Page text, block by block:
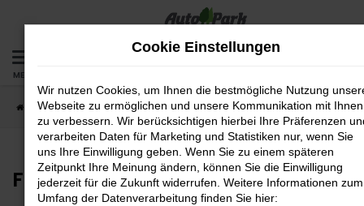
Zum
springen
MENÜ
Startseite Fahrzeuge Fahrzeug-Bestand
Fahrzeug-Bestand
Cookie Einstellungen
Wir nutzen Cookies, um Ihnen die bestmögliche Nutzung
Webseite zu ermöglichen und unsere Kommunikation mit Ihnen
zu verbessern. Wir berücksichtigen hierbei Ihre Präferenzen
verarbeiten Daten für Marketing und Statistiken nur, wenn Sie
uns Ihre Einwilligung geben. Wenn Sie zu einem späteren
Zeitpunkt Ihre Meinung ändern, können Sie die Einwilligung
jederzeit für die Zukunft widerrufen. Weitere Informationen zum
Umfang der Datenverarbeitung finden Sie hier: